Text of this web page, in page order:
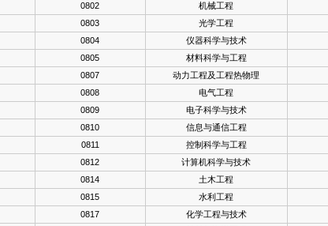
0802 机械工程
0803 光学工程
0804 仪器科学与技术
0805 材料科学与工程
0807 动力工程及工程热物理
0808 电气工程
0809 电子科学与技术
0810 信息与通信工程
0811 控制科学与工程
0812 计算机科学与技术
0814 土木工程
0815 水利工程
0817 化学工程与技术